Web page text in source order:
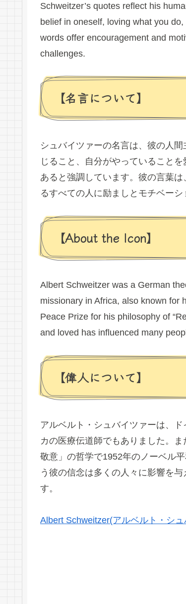
Schweitzer’s quotes reflect his
belief in oneself, loving what you
words offer encouragement and
challenges.
【名言について】
シュバイツァーの名言は、彼の人
じること、自分がやっていること
あると強調しています。彼の言葉
るすべての人に励ましとモチベーシ
【About the Icon】
Albert Schweitzer was a German
missionary in Africa, also known for
Peace Prize for his philosophy of
and loved has influenced many
【偉人について】
アルベルト・シュバイツァーは、
カの医療伝道師でもありました。
敬意」の哲学で1952年のノーベル
う彼の信念は多くの人々に影響を
す。
Albert Schweitzer(アルベルト・シ